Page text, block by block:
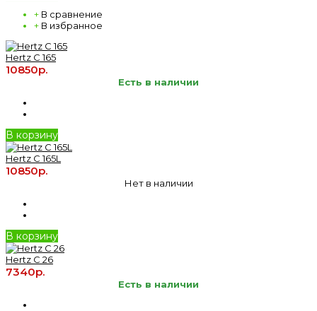
+ В сравнение
+ В избранное
Hertz C 165
10850р.
Есть в наличии
В корзину
Hertz C 165L
10850р.
Нет в наличии
В корзину
Hertz C 26
7340р.
Есть в наличии